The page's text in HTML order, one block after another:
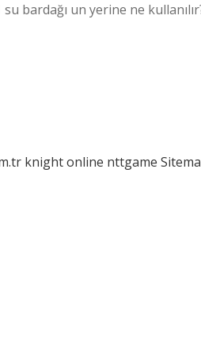
bardağı un yerine ne
knight online nttgame